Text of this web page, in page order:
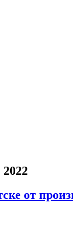
от